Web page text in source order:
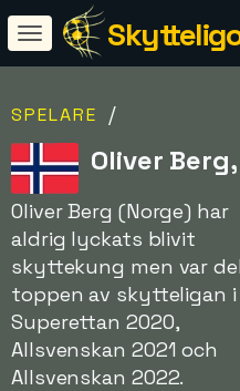
SPELARE /
Oliver
Oliver Berg (Norge) har
aldrig lyckats blivit
skyttekung men var
toppen av skytteligan i
Superettan 2020,
Allsvenskan 2021 och
Allsvenskan 2022.